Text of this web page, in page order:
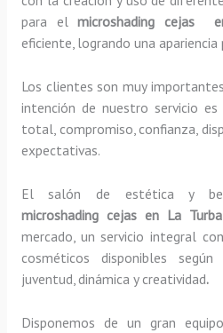
para elmicroshading cejas
eficiente, logrando una
Los clientes son muy
intención de nuestro servicio
total, compromiso, confianza,
expectativas.
El salón de estética y
microshading cejas en La Turba
mercado, un servicio integral
cosméticos disponibles
juventud, dinámica y creatividad.
Disponemos de un gran